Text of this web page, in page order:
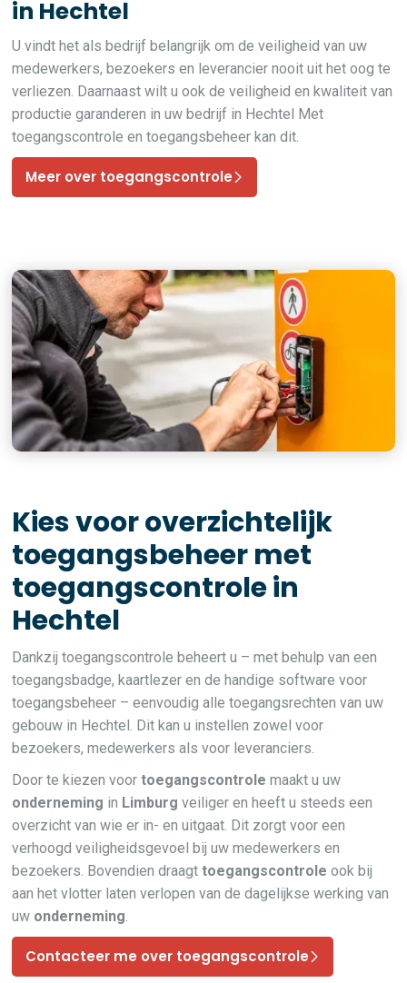
in Hechtel
U vindt het als bedrijf belangrijk om de veiligheid van uw
medewerkers, bezoekers en leverancier nooit uit het oog te
verliezen. Daarnaast wilt u ook de veiligheid en kwaliteit van
productie garanderen in uw bedrijf in Hechtel Met
toegangscontrole en toegangsbeheer kan dit.
Meer over toegangscontrole
Kies voor overzichtelijk
toegangsbeheer met
toegangscontrole in
Hechtel
Dankzij toegangscontrole beheert u – met behulp van een
toegangsbadge, kaartlezer en de handige software voor
toegangsbeheer – eenvoudig alle toegangsrechten van uw
gebouw in Hechtel. Dit kan u instellen zowel voor
bezoekers, medewerkers als voor leveranciers.
Door te kiezen voortoegangscontrole maakt u uw
onderneming in Limburg veiliger en heeft u steeds een
overzicht van wie er in- en uitgaat. Dit zorgt voor een
verhoogd veiligheidsgevoel bij uw medewerkers en
bezoekers. Bovendien draagttoegangscontrole ook bij
aan het vlotter laten verlopen van de dagelijkse werking van
uw onderneming.
Contacteer me over toegangscontrole